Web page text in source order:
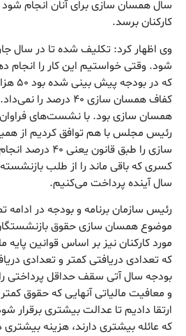
کارکنان برسد.
شود. وقتی خواستیم این کار را انجام
که در
همسان سازی بود. با نشست‌های
رئیس مجلس با هم توافق کردیم از
سازی را طبق
کسری که باقی ماند را از طلب
سال آینده پرداخت می‌کنیم.
رئیس سازمان برنامه و بودجه در
موضوع همسان سازی حقوق
مورد کارکنان نیز بر اساس قوانین
که تعدادی دریافتی کمتر و تعدادی
و معافیت مالیاتی آنهایی که حقوق
ارتقا دادیم تا عدالت بیشتری برقرار
که عائله بیشتری دارند، هزینه بیشتری